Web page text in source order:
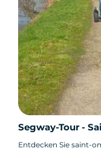
Segway-Tour -
Entdecken Sie saint-